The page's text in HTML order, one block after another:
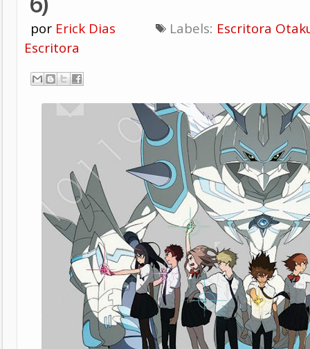
por Erick Dias Labels: Escritora
Escritora